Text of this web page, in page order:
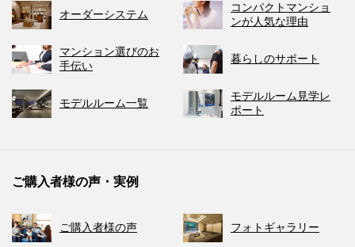
オーダーシステム
コンパクトマンショ
ンが人気な理由
マンション選びのお
手伝い
暮らしのサポート
モデルルーム一覧
モデルルーム見学レ
ポート
ご購入者様の声・実例
ご購入者様の声 フォトギャラリー